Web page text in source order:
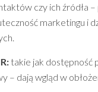
czy ich źródła –
marketingu i
takie jak dostępność
– dają wgląd w